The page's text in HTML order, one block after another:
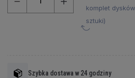
komplet
sztuki)
Szybka dostawa w 24 godziny